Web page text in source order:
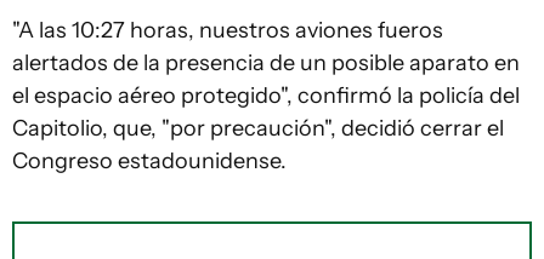
"A las 10:27 horas, nuestros aviones fueros
alertados de la presencia de un posible aparato en
el espacio aéreo protegido", confirmó la policía del
Capitolio, que, "por precaución", decidió cerrar el
Congreso estadounidense.